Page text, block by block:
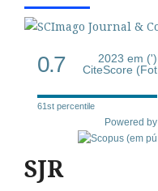
0.7
2023 em (')
CiteScore (Fot
61st percentile
Powered by
SJR